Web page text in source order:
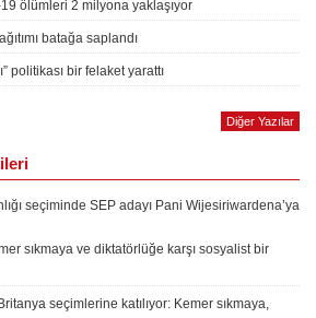
ölümleri 2 milyona yaklaşıyor
batağa saplandı
politikası bir felaket yarattı
Diğer Yazılar
seçiminde SEP adayı Pani Wijesiriwardena’ya
sıkmaya ve diktatörlüğe karşı sosyalist bir
seçimlerine katılıyor: Kemer sıkmaya,